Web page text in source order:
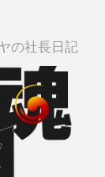
の社長日記